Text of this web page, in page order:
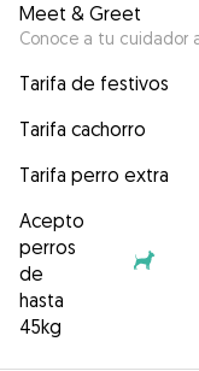
Meet & Greet
Conoce a tu cuidador
Tarifa de festivos
Tarifa cachorro
Tarifa perro extra
Acepto
perros
de
hasta
45kg